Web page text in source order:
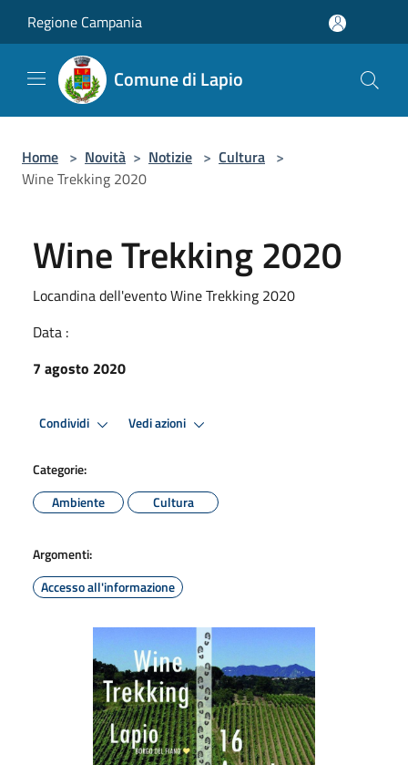
Regione Campania
Comune di Lapio
Home > Novità > Notizie > Cultura >
Wine Trekking 2020
Wine Trekking 2020
Locandina dell'evento Wine Trekking 2020
Data :
7 agosto 2020
Condividi Vedi azioni
Categorie:
Ambiente
Cultura
Argomenti:
Accesso all'informazione